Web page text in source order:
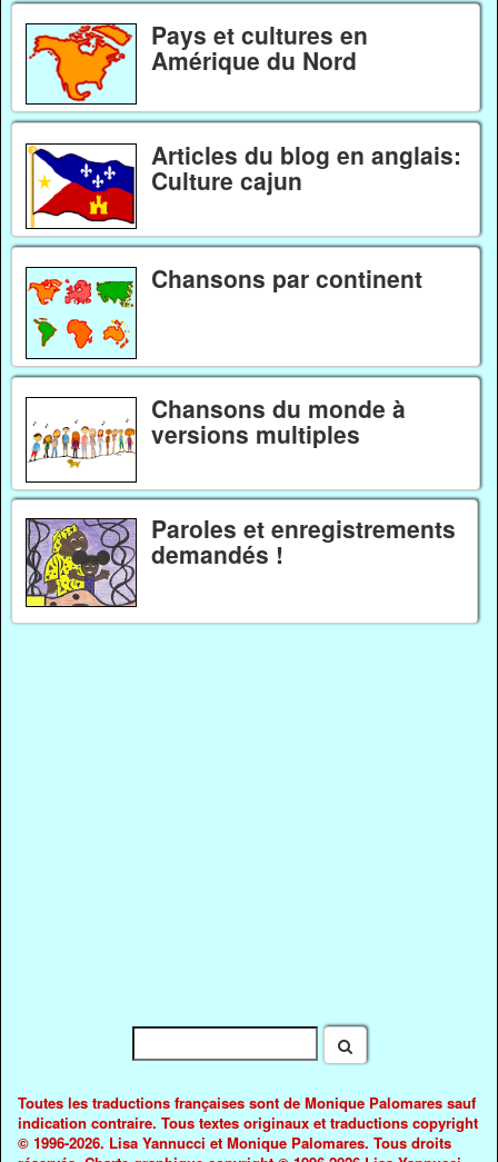
Pays et cultures en
Amérique du Nord
Articles du blog en anglais:
Culture cajun
Chansons par continent
Chansons du monde à
versions multiples
Paroles et enregistrements
demandés !
Toutes les traductions françaises sont de Monique Palomares sauf
indication contraire. Tous textes originaux et traductions copyright
© 1996-2026. Lisa Yannucci et Monique Palomares. Tous droits